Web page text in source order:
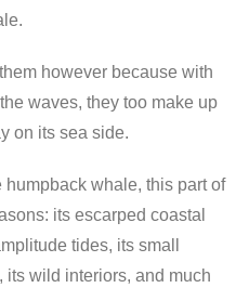
however because with
waves, they too make up
on its sea side.
whale, this part of
its escarped coastal
tides, its small
wild interiors, and much